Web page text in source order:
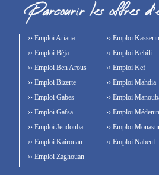
›› Emploi Ariana
›› Emploi Béja
›› Emploi Ben Arous
›› Emploi Bizerte
›› Emploi Gabes
›› Emploi Gafsa
›› Emploi Jendouba
›› Emploi Kairouan
›› Emploi
›› Emploi Kebili
›› Emploi Kef
›› Emploi Mahdia
›› Emploi
›› Emploi
›› Emploi
›› Emploi Nabeul
›› Emploi Zaghouan